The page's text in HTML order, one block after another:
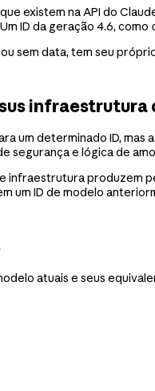
existem na API do
ID da geração 4.6, como
sem data, tem seu
infraestrutura
um determinado ID,
segurança e lógica de
infraestrutura produzem
um ID de modelo
atuais e seus